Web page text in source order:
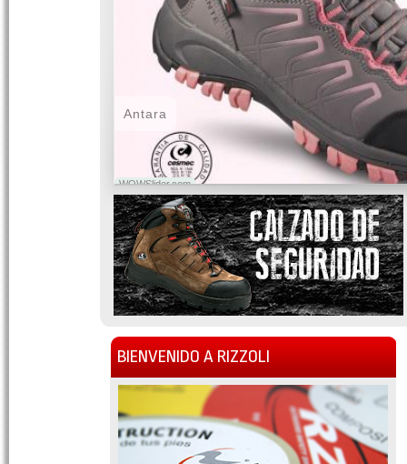
WOWSlider.com
Antara
BIENVENIDO A RIZZOLI